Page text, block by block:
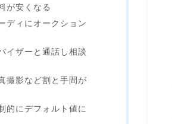
が安くなる
ディにオークション
イザーと通話し相談
撮影など割と手間が
的にデフォルト値に